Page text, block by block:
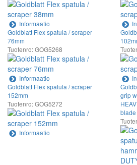
Informaatio
Goldblatt Flex spatula / scraper
76mm
Tuotenro: GOG5268
Informaatio
Goldblatt Flex spatula / scraper
152mm
Tuotenro: GOG5272
Informaatio
grip
blade